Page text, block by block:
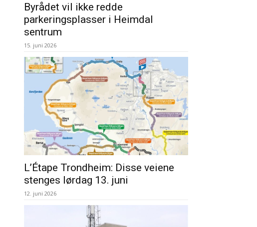
Byrådet vil ikke redde
parkeringsplasser i Heimdal
sentrum
15. juni 2026
L’Étape Trondheim: Disse veiene
stenges lørdag 13. juni
12. juni 2026